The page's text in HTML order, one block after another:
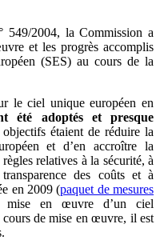
549/2004, la Commission a
et les progrès accomplis
(SES) au cours de la
le ciel unique européen en
été adoptés et presque
étaient de réduire la
et d’en accroître la
relatives à la sécurité, à
des coûts et à
en 2009 (paquet de mesures
en œuvre d’un ciel
de mise en œuvre, il est